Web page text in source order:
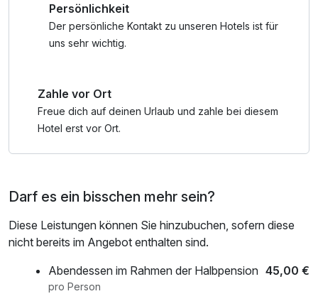
Ausgangspunkt für verträumte Spaziergänge oder
Ausflüge zu den Naturschönheiten der Saarschleife. Nach
einem erlebnisreichen Tag lädt der hauseigene
der Terrasse, an der Bar oder im Restaurant bei feiner
regionaler Küche ausklingen.
Saarbrücken einen modernen Rückzugsort für erholsame
Fitnessraum sorgt für wohltuende Entspannung. Dank der
idealen Lage am Rande des Bürgerparks erreichen Sie das
UNESCO-Weltkulturerbe Völklinger Hütte, die berühmte
Saarschleife und die Landeshauptstadt Saarbrücken in
Persönlichkeit
Der persönliche Kontakt zu unseren Hotels ist für
uns sehr wichtig.
Zahle vor Ort
Freue dich auf deinen Urlaub und zahle bei diesem
Hotel erst vor Ort.
Darf es ein bisschen mehr sein?
Diese Leistungen können Sie hinzubuchen, sofern diese
nicht bereits im Angebot enthalten sind.
Abendessen im Rahmen der Halbpension 45,00 €
pro Person